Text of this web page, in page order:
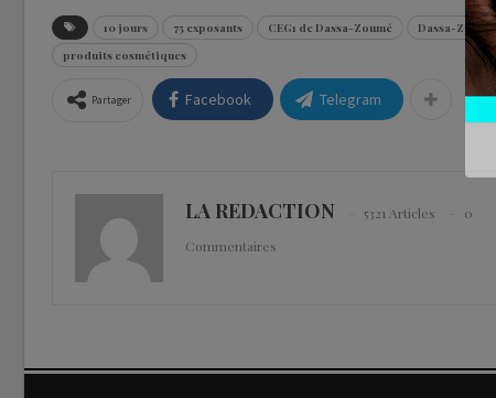
10 jours 75 exposants CEG1 de Dassa-Zoumé Dassa-Zoumé
produits cosmétiques
Partager Facebook Telegram
LA REDACTION 5321 Articles
0
Commentaires